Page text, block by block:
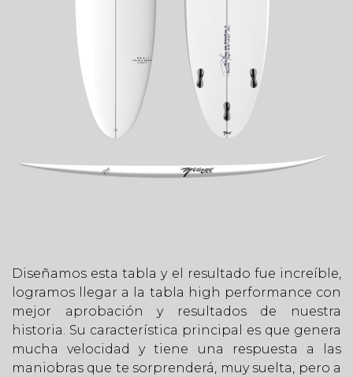
Diseñamos esta tabla y el resultado fue increíble,
logramos llegar a la tabla high performance con
mejor aprobación y resultados de nuestra
historia. Su característica principal es que genera
mucha velocidad y tiene una respuesta a las
maniobras que te sorprenderá, muy suelta, pero a